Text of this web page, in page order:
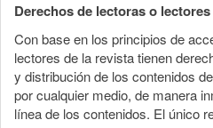
Derechos de lectoras o lectores
Con base en los principios de
lectores de la revista tienen
y distribución de los contenidos
por cualquier medio, de manera
línea de los contenidos. El único